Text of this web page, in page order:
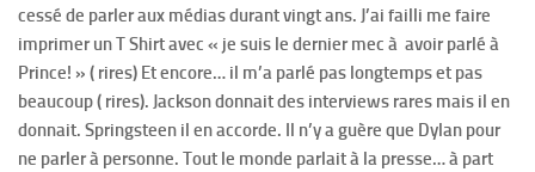
cessé de parler aux médias durant vingt ans. J’ai failli me faire
imprimer un T Shirt avec « je suis le dernier mec à avoir parlé à
Prince! » ( rires) Et encore… il m’a parlé pas longtemps et pas
beaucoup ( rires). Jackson donnait des interviews rares mais il en
donnait. Springsteen il en accorde. Il n’y a guère que Dylan pour
ne parler à personne. Tout le monde parlait à la presse… à part